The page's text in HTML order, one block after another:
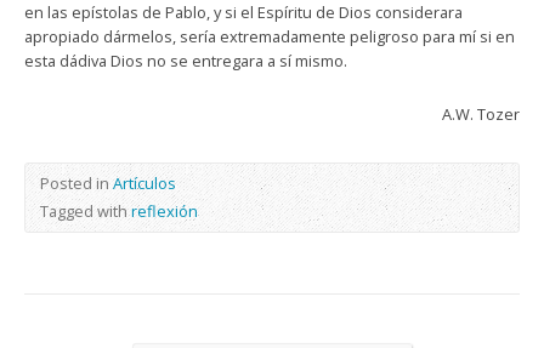
en las epístolas de Pablo, y si el Espíritu de Dios considerara
apropiado dármelos, sería extremadamente peligroso para mí si en
esta dádiva Dios no se entregara a sí mismo.
A.W. Tozer
Posted in Artículos
Tagged withreflexión